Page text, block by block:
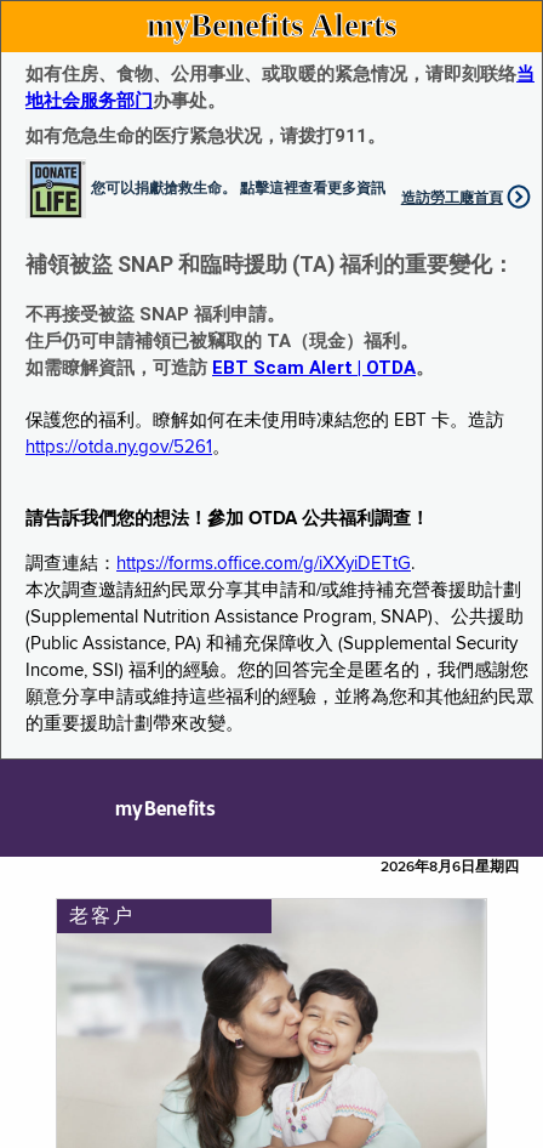
myBenefits Alerts
如有住房、食物、公用事业、或取暖的紧急情况，请即刻联络当
地社会服务部门办事处。
如有危急生命的医疗紧急状况，请拨打911。
您可以捐獻搶救生命。 點擊這裡查看更多資訊
造訪勞工廰首頁
補領被盜 SNAP 和臨時援助 (TA) 福利的重要變化：
不再接受被盜 SNAP 福利申請。
住戶仍可申請補領已被竊取的 TA（現金）福利。
如需瞭解資訊，可造訪 EBT Scam Alert | OTDA。
保護您的福利。瞭解如何在未使用時凍結您的 EBT 卡。造訪
https://otda.ny.gov/5261 。
請告訴我們您的想法！參加 OTDA 公共福利調查！
調查連結： https://forms.office.com/g/iXXyiDETtG.
本次調查邀請紐約民眾分享其申請和/或維持補充營養援助計劃
(Supplemental Nutrition Assistance Program, SNAP)、公共援助
(Public Assistance, PA) 和補充保障收入 (Supplemental Security
Income, SSI) 福利的經驗。您的回答完全是匿名的，我們感謝您
願意分享申請或維持這些福利的經驗，並將為您和其他紐約民眾
的重要援助計劃帶來改變。
myBenefits
2026年8月6日星期四
老客户